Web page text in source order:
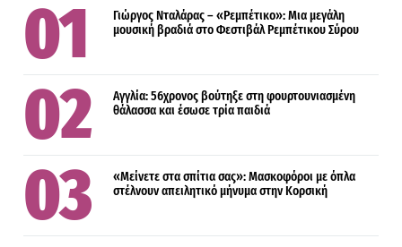
Γιώργος Νταλάρας – «Ρεμπέτικο»: Μια μεγάλη
μουσική βραδιά στο Φεστιβάλ Ρεμπέτικου Σύρου
Αγγλία: 56χρονος βούτηξε στη φουρτουνιασμένη
θάλασσα και έσωσε τρία παιδιά
«Μείνετε στα σπίτια σας»: Μασκοφόροι με όπλα
στέλνουν απειλητικό μήνυμα στην Κορσική